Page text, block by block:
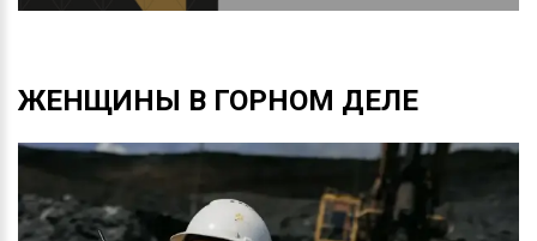
ЖЕНЩИНЫ В ГОРНОМ ДЕЛЕ